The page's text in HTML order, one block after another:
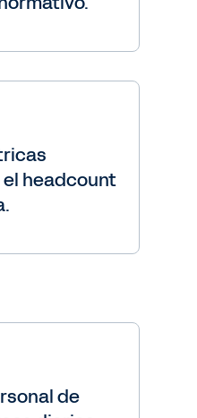
headcount
de